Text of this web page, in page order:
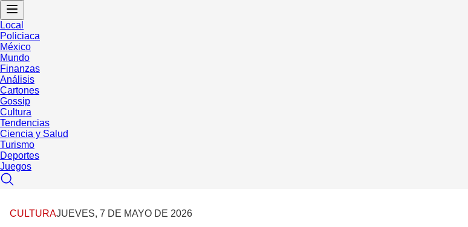
Local
Policiaca
México
Mundo
Finanzas
Análisis
Cartones
Gossip
Cultura
Tendencias
Ciencia y Salud
Turismo
Deportes
Juegos
CULTURAJUEVES, 7 DE MAYO DE 2026